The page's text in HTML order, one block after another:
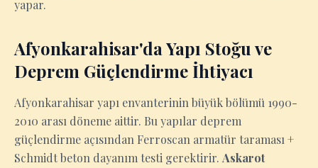
yapar.
Afyonkarahisar'da Yapı Stoğu ve
Deprem Güçlendirme İhtiyacı
Afyonkarahisar yapı envanterinin büyük bölümü 1990-
2010 arası döneme aittir. Bu yapılar deprem
güçlendirme açısından Ferroscan armatür taraması +
Schmidt beton dayanım testi gerektirir. Askarot